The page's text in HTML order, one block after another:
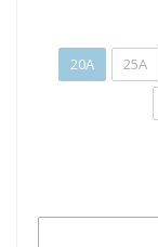
20А 25А